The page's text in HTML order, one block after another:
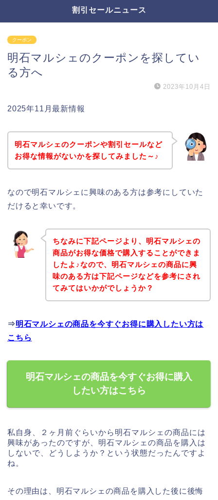
割引セールニュース
クーポン
明石マルシェのクーポンを探してい
る方へ
2023年10月4日
2025年11月最新情報
明石マルシェのクーポンや割引セールなど
お得な情報がないかを探してみました～♪
なので明石マルシェに興味のある方は参考にしていた
だけると幸いです。
ちなみに下記ページより、明石マルシェの
商品がお得な価格で購入することができま
したよ♪なので、明石マルシェの商品に興
味のある方は下記ページなどを参考にされ
てみてはいかがでしょうか？
⇒明石マルシェの商品を今すぐお得に購入したい方は
こちら
明石マルシェの商品を今すぐお得に購入
したい方はこちら
私自身、２ヶ月前ぐらいから明石マルシェの商品には
興味があったのですが、明石マルシェの商品を購入は
しないで、どうしようか？という状態だったんですよ
ね。
その理由は、明石マルシェの商品を購入した後に後悔